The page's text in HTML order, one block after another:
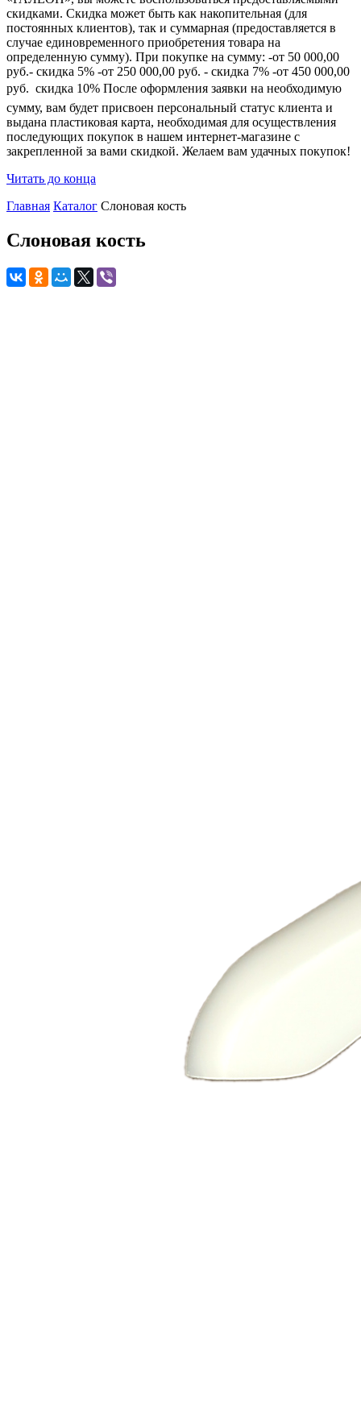
скидками. Скидка может быть как накопительная (для
постоянных клиентов), так и суммарная (предоставляется в
случае единовременного приобретения товара на
определенную сумму). При покупке на сумму: -от 50 000,00
руб.- скидка 5% -от 250 000,00 руб. - скидка 7% -от 450 000,00
руб.  скидка 10% После оформления заявки на необходимую
сумму, вам будет присвоен персональный статус клиента и
выдана пластиковая карта, необходимая для осуществления
последующих покупок в нашем интернет-магазине с
закрепленной за вами скидкой. Желаем вам удачных покупок!
Читать до конца
Главная Каталог Слоновая кость
Слоновая кость